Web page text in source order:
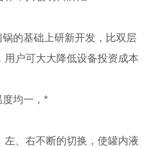
的基础上研新开发，比双层
户可大大降低设备投资成本
均一，*
、右不断的切换，使罐内液